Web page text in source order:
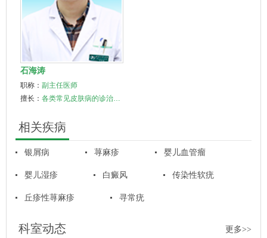
石海涛
职称： 副主任医师
擅长： 各类常见皮肤病的诊治…
相关疾病
银屑病 荨麻疹 婴儿血管瘤
婴儿湿疹 白癜风 传染性软疣
丘疹性荨麻疹 寻常疣
更多>>
科室动态